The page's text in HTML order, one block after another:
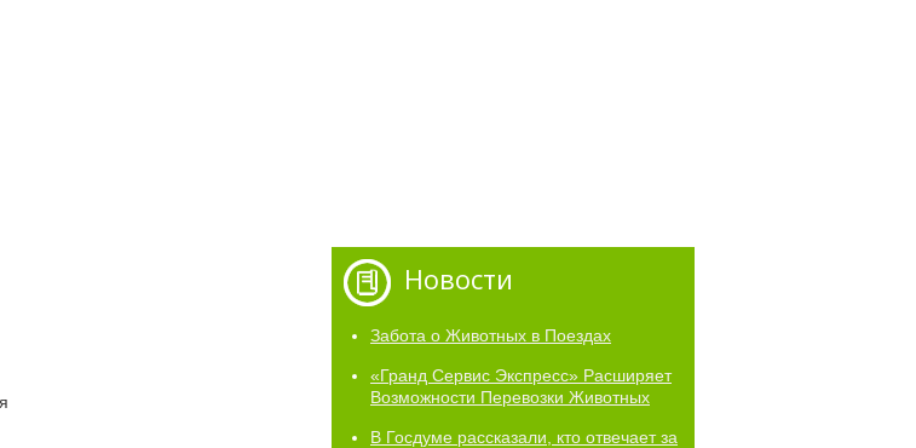
Новости
Забота о Животных в Поездах
«Гранд Сервис Экспресс» Расширяет
Возможности Перевозки Животных
В Госдуме рассказали, кто отвечает за